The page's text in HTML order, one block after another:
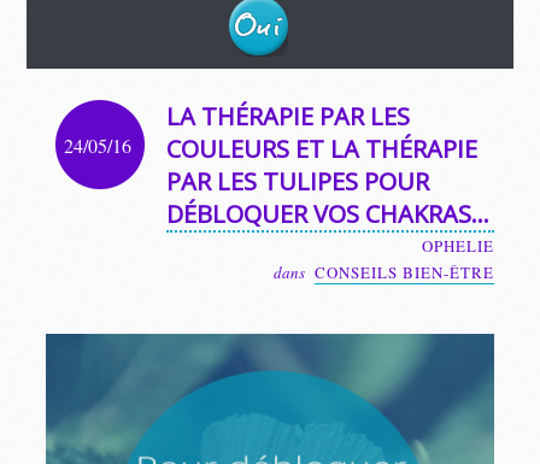
24/05/16
LA THÉRAPIE PAR LES
COULEURS ET LA THÉRAPIE
PAR LES TULIPES POUR
DÉBLOQUER VOS CHAKRAS…
OPHELIE
dans CONSEILS BIEN-ÊTRE